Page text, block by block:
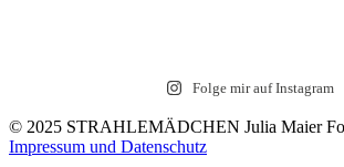
Folge mir auf Instagram
© 2025 STRAHLEMÄDCHEN Julia Maier
Impressum und Datenschutz